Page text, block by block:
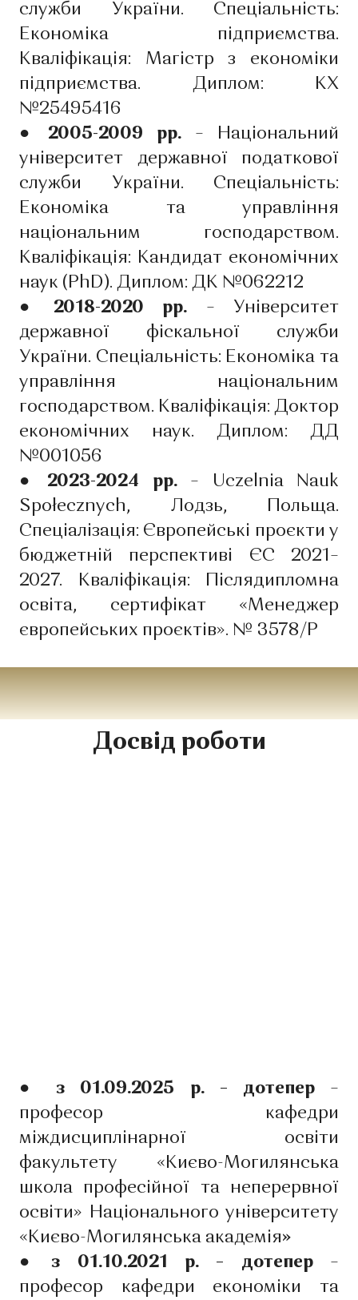
служби України. Спеціальність:
Економіка підприємства.
Кваліфікація: Магістр з економіки
підприємства. Диплом: КХ
№25495416
● 2005-2009 рр. – Національний
університет державної податкової
служби України. Спеціальність:
Економіка та управління
національним господарством.
Кваліфікація: Кандидат економічних
наук (PhD). Диплом: ДК №062212
● 2018-2020 рр. – Університет
державної фіскальної служби
України. Спеціальність: Економіка та
управління національним
господарством. Кваліфікація: Доктор
економічних наук. Диплом: ДД
№001056
● 2023-2024 рр. – Uczelnia Nauk
Społecznych, Лодзь, Польща.
Спеціалізація: Європейські проєкти у
бюджетній перспективі ЄС 2021–
2027. Кваліфікація: Післядипломна
освіта, сертифікат «Менеджер
європейських проєктів». № 3578/Р
Досвід роботи
● з 01.09.2025 р. – дотепер–
професор кафедри
міждисциплінарної освіти
факультету «Києво-Могилянська
школа професійної та неперервної
освіти» Національного університету
«Києво-Могилянська академія»
● з 01.10.2021 р. – дотепер –
професор кафедри економіки та